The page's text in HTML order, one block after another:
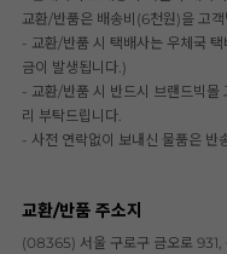
교환/반품은 배송비(6천원)을 고
- 교환/반품 시 택배사는 우체국
금이 발생됩니다.)
- 교환/반품 시 반드시 브랜드빅
리 부탁드립니다.
- 사전 연락없이 보내신 물품은 반
교환/반품 주소지
(08365) 서울 구로구 금오로 931,